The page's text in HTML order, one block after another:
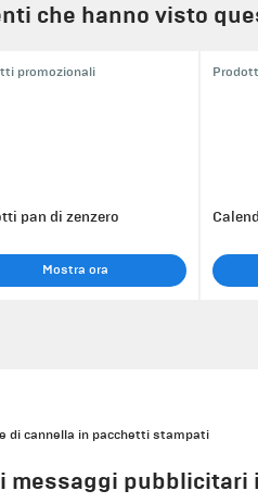
che hanno visto
promozionali
pan di zenzero
Mostra ora
di cannella in pacchetti stampati
messaggi pubblicitari